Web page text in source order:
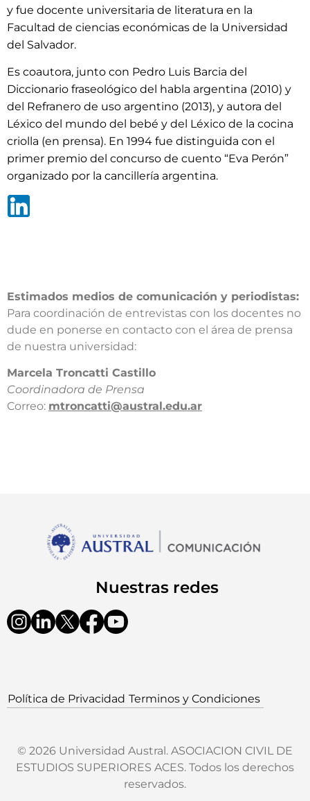
y fue docente universitaria de literatura en la
Facultad de ciencias económicas de la Universidad
del Salvador.
Es coautora, junto con Pedro Luis Barcia del
Diccionario fraseológico del habla argentina (2010) y
del Refranero de uso argentino (2013), y autora del
Léxico del mundo del bebé y del Léxico de la cocina
criolla (en prensa). En 1994 fue distinguida con el
primer premio del concurso de cuento “Eva Perón”
organizado por la cancillería argentina.
Estimados medios de comunicación y periodistas:
Para coordinación de entrevistas con los docentes no
dude en ponerse en contacto con el área de prensa
de nuestra universidad:​
​Marcela Troncatti Castillo​
Coordinadora de Prensa​
Correo: mtroncatti@austral.edu.ar​
Nuestras redes
Política de Privacidad Terminos y Condiciones
© 2026 Universidad Austral. ASOCIACION CIVIL DE
ESTUDIOS SUPERIORES ACES. Todos los derechos
reservados.